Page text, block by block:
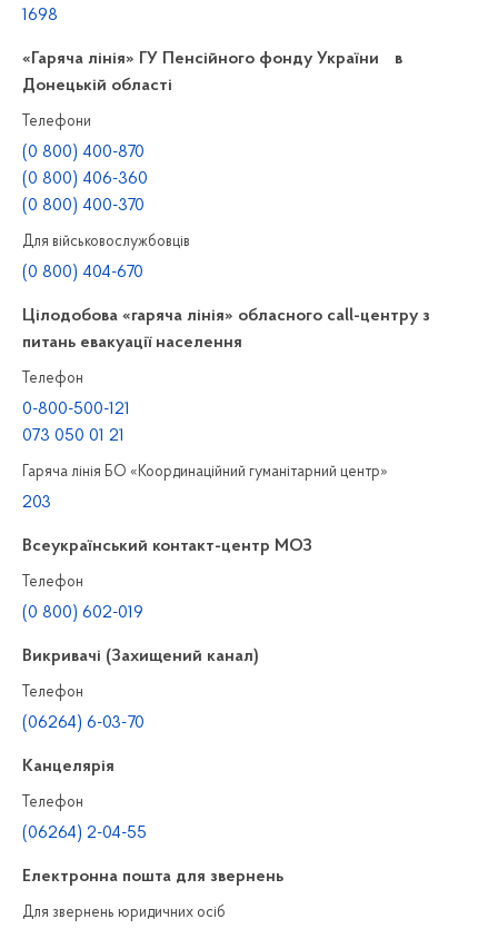
1698
«Гаряча лінія» ГУ Пенсійного фонду України в
Донецькій області
Телефони
(0 800) 400-870
(0 800) 406-360
(0 800) 400-370
Для військовослужбовців
(0 800) 404-670
Цілодобова «гаряча лінія» обласного call-центру з
питань евакуації населення
Телефон
0-800-500-121
073 050 01 21
Гаряча лінія БО «Координаційний гуманітарний центр»
203
Всеукраїнський контакт-центр МОЗ
Телефон
(0 800) 602-019
Викривачі (Захищений канал)
Телефон
(06264) 6-03-70
Канцелярiя
Телефон
(06264) 2-04-55
Електронна пошта для звернень
Для звернень юридичних осiб